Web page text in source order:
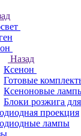
Назад
Ксенон
Готовые
Ксеноновые
Блоки розжига
проекция
лампы